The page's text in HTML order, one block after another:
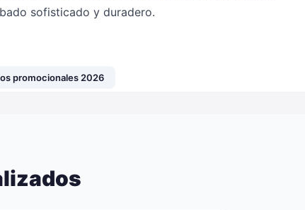
sofisticado y duradero.
promocionales 2026